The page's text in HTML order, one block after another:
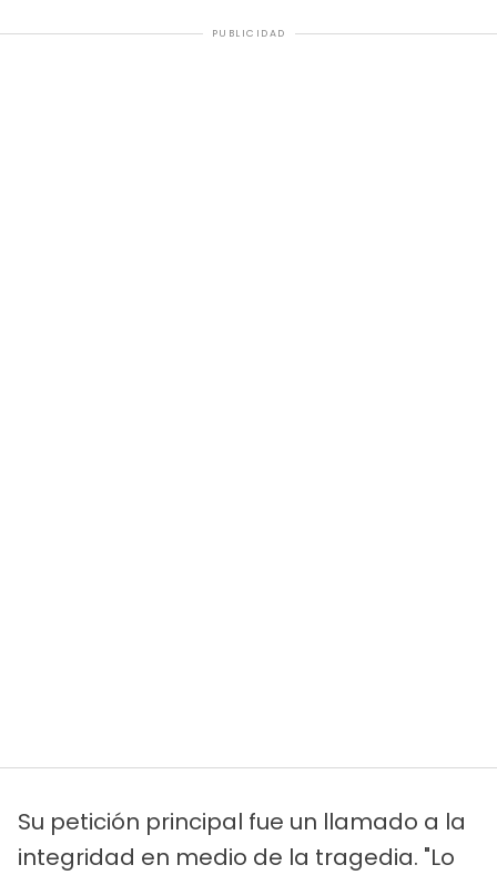
PUBLICIDAD
Su petición principal fue un llamado a la
integridad en medio de la tragedia. "Lo